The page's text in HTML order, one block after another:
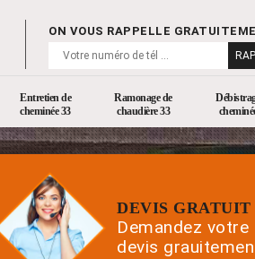
ON VOUS RAPPELLE
Entretien de
cheminée 33
Ramonage de
chaudière 33
DEVIS GRATUIT
Demandez votre
devis